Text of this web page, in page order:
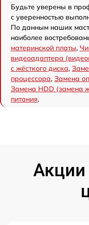
Будьте уверены в
с уверенностью
По данным наших
наиболее
материнской платы,
видеоадаптера
с жёсткого диска,
процессора, Замена
Замена HDD (замена
питания.
Акции